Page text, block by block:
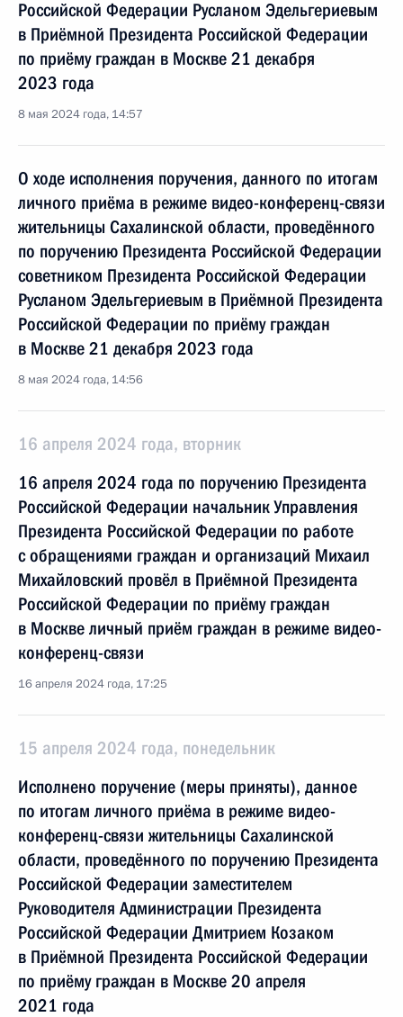
Российской Федерации Русланом Эдельгериевым
в Приёмной Президента Российской Федерации
по приёму граждан в Москве 21 декабря
2023 года
8 мая 2024 года, 14:57
О ходе исполнения поручения, данного по итогам
личного приёма в режиме видео-конференц-связи
жительницы Сахалинской области, проведённого
по поручению Президента Российской Федерации
советником Президента Российской Федерации
Русланом Эдельгериевым в Приёмной Президента
Российской Федерации по приёму граждан
в Москве 21 декабря 2023 года
8 мая 2024 года, 14:56
16 апреля 2024 года, вторник
16 апреля 2024 года по поручению Президента
Российской Федерации начальник Управления
Президента Российской Федерации по работе
с обращениями граждан и организаций Михаил
Михайловский провёл в Приёмной Президента
Российской Федерации по приёму граждан
в Москве личный приём граждан в режиме видео-
конференц-связи
16 апреля 2024 года, 17:25
15 апреля 2024 года, понедельник
Исполнено поручение (меры приняты), данное
по итогам личного приёма в режиме видео-
конференц-связи жительницы Сахалинской
области, проведённого по поручению Президента
Российской Федерации заместителем
Руководителя Администрации Президента
Российской Федерации Дмитрием Козаком
в Приёмной Президента Российской Федерации
по приёму граждан в Москве 20 апреля
2021 года